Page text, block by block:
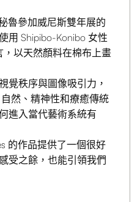
魯參加威尼斯雙年展的
用 Shipibo-Konibo 女性
，以天然顏料在棉布上畫
覺秩序與圖像吸引力，
然、精神性和療癒傳統
進入當代藝術系統有
的作品提供了一個很好
受之餘，也能引領我們